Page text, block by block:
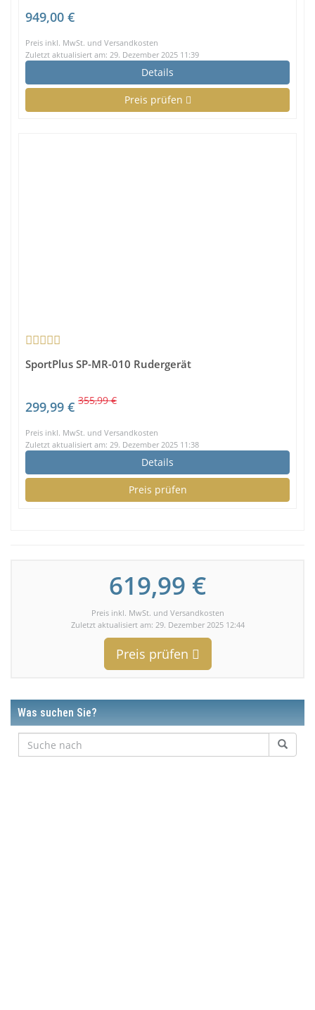
949,00 €
Preis inkl. MwSt. und Versandkosten
Zuletzt aktualisiert am: 29. Dezember 2025 11:39
Details
Preis prüfen
SportPlus SP-MR-010 Rudergerät
299,99 € 355,99 €
Preis inkl. MwSt. und Versandkosten
Zuletzt aktualisiert am: 29. Dezember 2025 11:38
Details
Preis prüfen
619,99 €
Preis inkl. MwSt. und Versandkosten
Zuletzt aktualisiert am: 29. Dezember 2025 12:44
Preis prüfen
Was suchen Sie?